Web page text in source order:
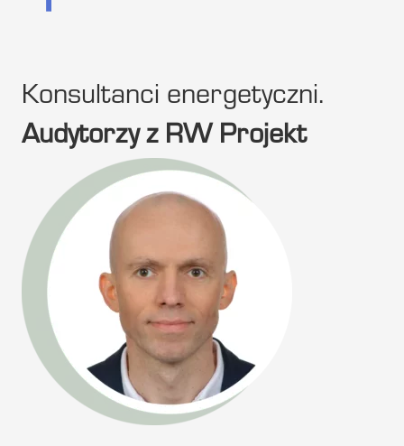
Konsultanci energetyczni.
Audytorzy z RW Projekt